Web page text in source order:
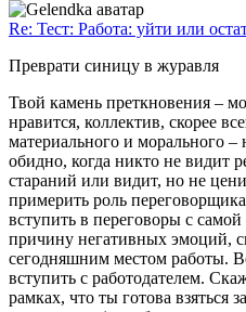
Re: Тест: Работа: уйти или
Преврати синицу в журавля
Твой камень преткновения –
нравится, коллектив, скорее
материального и морального –
обидно, когда никто не видит
стараний или видит, но не
примерить роль
вступить в переговоры с
причину негативных эмоций,
сегодняшним местом работы.
вступить с работодателем.
рамках, что ты готова взяться